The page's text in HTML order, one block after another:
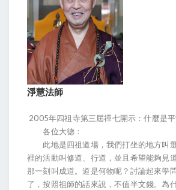
淨慧法師
2005年四祖寺第三屆禪七開示：什麼是
各位大德：
此地是四祖道場，我們打坐的地方叫
裡的活動叫修道、行道，並且希望能夠見
那一刻叫成道。道是何物呢？討論起來學
了，按照祖師的話來說，不值半文錢。為